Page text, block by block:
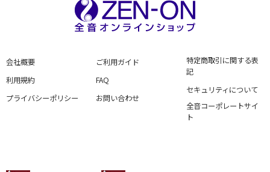
会社概要
利用規約
プライバシーポリシー
ご利用ガイド
FAQ
お問い合わせ
特定商取引に関する表
記
セキュリティについて
全音コーポレートサイ
ト